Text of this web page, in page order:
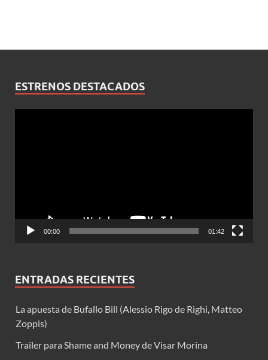
ESTRENOS DESTACADOS
00:00 01:42
ENTRADAS RECIENTES
La apuesta de Bufallo Bill (Alessio Rigo de Righi, Matteo
Zoppis)
Trailer para Shame and Money de Visar Morina